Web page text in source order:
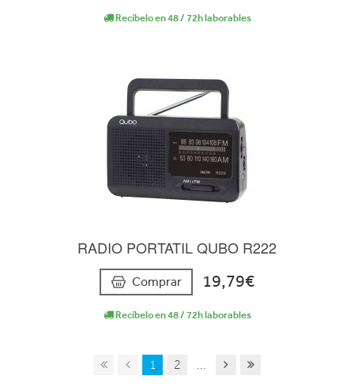
Recíbelo en 48 / 72h laborables
RADIO PORTATIL QUBO R222
Comprar 19,79€
Recíbelo en 48 / 72h laborables
1 2 ...